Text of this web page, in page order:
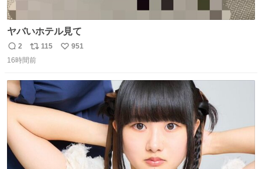
ヤバいホテル見て
返
信
2
リ
ポ
ト
数
115
い
数
951
16時間前